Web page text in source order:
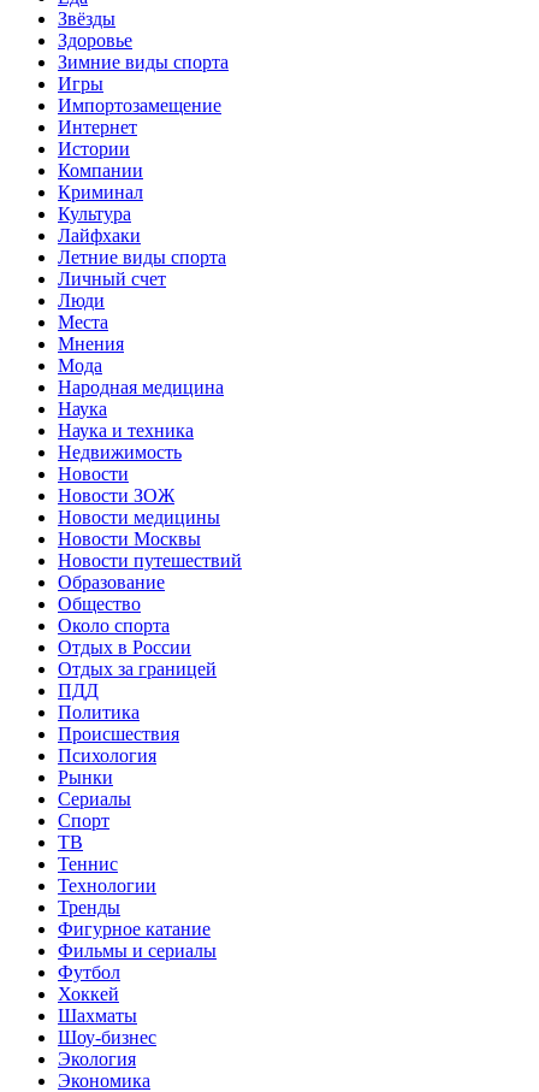
Звёзды
Здоровье
Зимние виды спорта
Игры
Импортозамещение
Интернет
Истории
Компании
Криминал
Культура
Лайфхаки
Летние виды спорта
Личный счет
Люди
Места
Мнения
Мода
Народная медицина
Наука
Наука и техника
Недвижимость
Новости
Новости ЗОЖ
Новости медицины
Новости Москвы
Новости путешествий
Образование
Общество
Около спорта
Отдых в России
Отдых за границей
ПДД
Политика
Происшествия
Психология
Рынки
Сериалы
Спорт
ТВ
Теннис
Технологии
Тренды
Фигурное катание
Фильмы и сериалы
Футбол
Хоккей
Шахматы
Шоу-бизнес
Экология
Экономика